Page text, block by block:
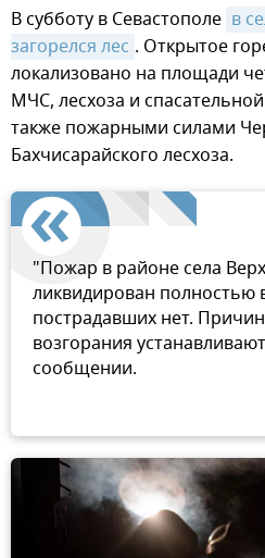
В субботу в Севастополе в
загорелся лес . Открытое
локализовано на площади
МЧС, лесхоза и
также пожарными силами
Бахчисарайского лесхоза.
"Пожар в районе села
ликвидирован полностью
пострадавших нет.
возгорания
сообщении.